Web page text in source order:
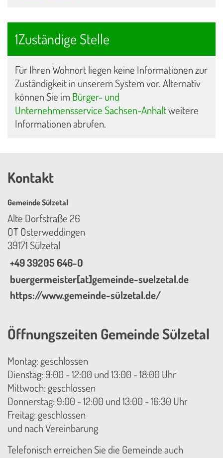
1Zuständige Stelle
Für Ihren Wohnort liegen keine Informationen zur
Zuständigkeit in unserem System vor. Alternativ
können Sie im Bürger- und
Unternehmensservice Sachsen-Anhaltweitere
Informationen abrufen.
Kontakt
Gemeinde Sülzetal
Alte Dorfstraße 26
OT Osterweddingen
39171 Sülzetal
+49 39205 646-0
buergermeister[at]gemeinde-suelzetal.de
https://www.gemeinde-sülzetal.de/
Öffnungszeiten Gemeinde Sülzetal
Montag: geschlossen
Dienstag: 9:00 - 12:00 und 13:00 - 18:00 Uhr
Mittwoch: geschlossen
Donnerstag: 9:00 - 12:00 und 13:00 - 16:30 Uhr
Freitag: geschlossen
und nach Vereinbarung
Telefonisch erreichen Sie die Gemeinde auch